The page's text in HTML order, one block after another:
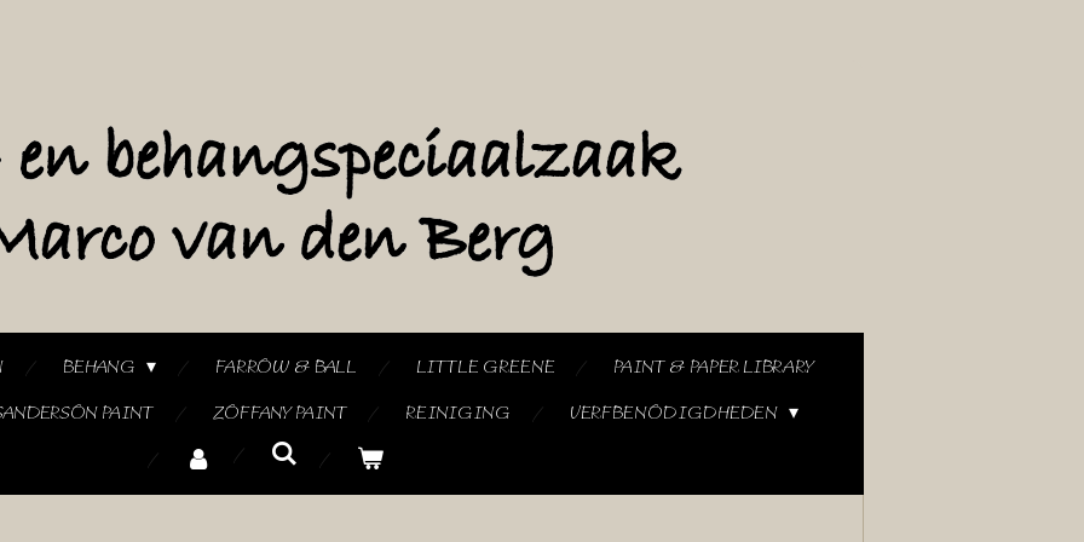
BEHANG FARROW & BALL LITTLE GREENE
PAINT & PAPER LIBRARY
PAINT ZOFFANY PAINT REINIGING VERFBENODIGDHEDEN